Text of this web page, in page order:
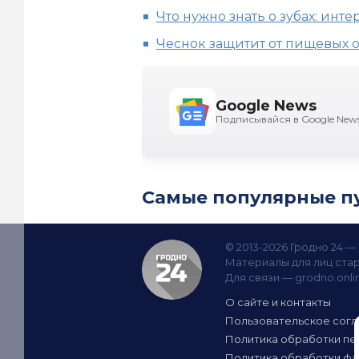
Что нужно знать о зубах:
Чеснок защитит от пищевых
Google News
Подписывайся в Google
Самые популярные
© 2013-2026 Гродно 24
Материалы для лиц
Для связи —
О сайте и контакты
Пользовательское
Политика обработки